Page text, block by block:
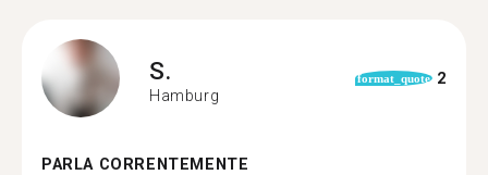
S.
Hamburg
format_quote 2
PARLA CORRENTEMENTE